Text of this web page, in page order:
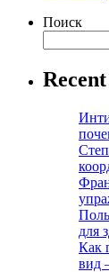
Поиск
для
Как
вид